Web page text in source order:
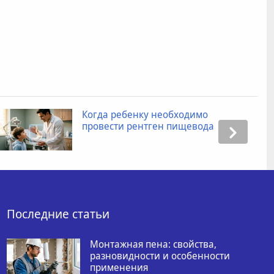
Когда ребенку необходимо
провести рентген пищевода
Последние статьи
Монтажная пена: свойства,
разновидности и особенности
применения